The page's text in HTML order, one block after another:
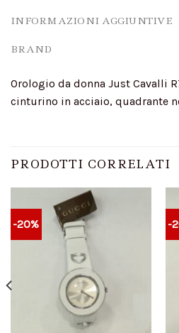
INFORMAZIONI AGGIUNTIVE
BRAND
Orologio da donna Just Cavalli
cinturino in acciaio, quadrante
PRODOTTI CORRELATI
-20% -